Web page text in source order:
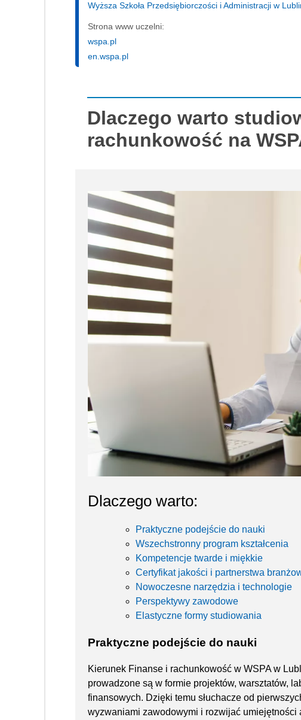
Wyższa Szkoła Przedsiębiorczości i Administracji w
Strona www uczelni:
wspa.pl
en.wspa.pl
Dlaczego warto
rachunkowość na
Dlaczego warto:
Praktyczne podejście do nauki
Wszechstronny program kształcenia
Kompetencje twarde i miękkie
Certyfikat jakości i partnerstwa
Nowoczesne narzędzia i technologie
Perspektywy zawodowe
Elastyczne formy studiowania
Praktyczne podejście do nauki
Kierunek Finanse i rachunkowość w WSPA w
prowadzone są w formie projektów, warsztatów,
finansowych. Dzięki temu słuchacze od
wyzwaniami zawodowymi i rozwijać